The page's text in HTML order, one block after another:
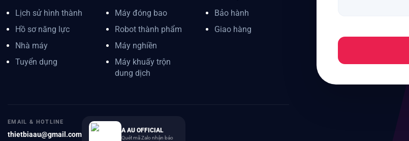
Lịch sử hình thành
Hồ sơ năng lực
Nhà máy
Tuyển dụng
Máy đóng bao
Robot thành phẩm
Máy nghiền
Máy khuấy trộn
dung dịch
Bảo hành
Giao hàng
EMAIL & HOTLINE
thietbiaau@gmail.com A AU OFFICIAL
Quét mã Zalo nhận báo